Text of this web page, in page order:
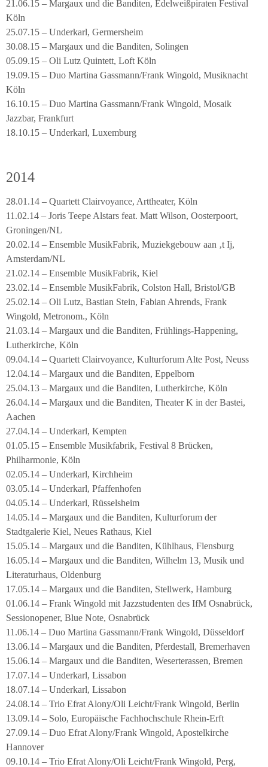
21.06.15 – Margaux und die Banditen, Edelweißpiraten Festival
Köln
25.07.15 – Underkarl, Germersheim
30.08.15 – Margaux und die Banditen, Solingen
05.09.15 – Oli Lutz Quintett, Loft Köln
19.09.15 – Duo Martina Gassmann/Frank Wingold, Musiknacht
Köln
16.10.15 – Duo Martina Gassmann/Frank Wingold, Mosaik
Jazzbar, Frankfurt
18.10.15 – Underkarl, Luxemburg
2014
28.01.14 – Quartett Clairvoyance, Arttheater, Köln
11.02.14 – Joris Teepe Alstars feat. Matt Wilson, Oosterpoort,
Groningen/NL
20.02.14 – Ensemble MusikFabrik, Muziekgebouw aan ‚t Ij,
Amsterdam/NL
21.02.14 – Ensemble MusikFabrik, Kiel
23.02.14 – Ensemble MusikFabrik, Colston Hall, Bristol/GB
25.02.14 – Oli Lutz, Bastian Stein, Fabian Ahrends, Frank
Wingold, Metronom., Köln
21.03.14 – Margaux und die Banditen, Frühlings-Happening,
Lutherkirche, Köln
09.04.14 – Quartett Clairvoyance, Kulturforum Alte Post, Neuss
12.04.14 – Margaux und die Banditen, Eppelborn
25.04.13 – Margaux und die Banditen, Lutherkirche, Köln
26.04.14 – Margaux und die Banditen, Theater K in der Bastei,
Aachen
27.04.14 – Underkarl, Kempten
01.05.15 – Ensemble Musikfabrik, Festival 8 Brücken,
Philharmonie, Köln
02.05.14 – Underkarl, Kirchheim
03.05.14 – Underkarl, Pfaffenhofen
04.05.14 – Underkarl, Rüsselsheim
14.05.14 – Margaux und die Banditen, Kulturforum der
Stadtgalerie Kiel, Neues Rathaus, Kiel
15.05.14 – Margaux und die Banditen, Kühlhaus, Flensburg
16.05.14 – Margaux und die Banditen, Wilhelm 13, Musik und
Literaturhaus, Oldenburg
17.05.14 – Margaux und die Banditen, Stellwerk, Hamburg
01.06.14 – Frank Wingold mit Jazzstudenten des IfM Osnabrück,
Sessionopener, Blue Note, Osnabrück
11.06.14 – Duo Martina Gassmann/Frank Wingold, Düsseldorf
13.06.14 – Margaux und die Banditen, Pferdestall, Bremerhaven
15.06.14 – Margaux und die Banditen, Weserterassen, Bremen
17.07.14 – Underkarl, Lissabon
18.07.14 – Underkarl, Lissabon
24.08.14 – Trio Efrat Alony/Oli Leicht/Frank Wingold, Berlin
13.09.14 – Solo, Europäische Fachhochschule Rhein-Erft
27.09.14 – Duo Efrat Alony/Frank Wingold, Apostelkirche
Hannover
09.10.14 – Trio Efrat Alony/Oli Leicht/Frank Wingold, Perg,